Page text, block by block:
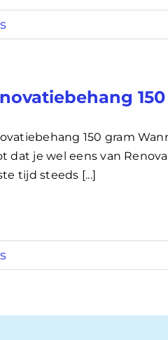
150 gram
dat je wel eens van
tijd steeds [...]